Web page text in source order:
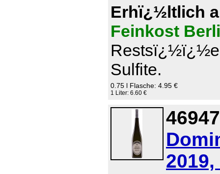
Erhï¿½ltlich
Feinkost
Sulfite.
0.75 l Flasche: 4.95 €
1 Liter: 6.60 €
2019,